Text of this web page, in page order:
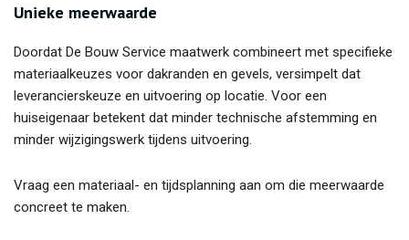
Unieke meerwaarde
Doordat De Bouw Service maatwerk combineert met specifieke
materiaalkeuzes voor dakranden en gevels, versimpelt dat
leverancierskeuze en uitvoering op locatie. Voor een
huiseigenaar betekent dat minder technische afstemming en
minder wijzigingswerk tijdens uitvoering.
Vraag een materiaal- en tijdsplanning aan om die meerwaarde
concreet te maken.